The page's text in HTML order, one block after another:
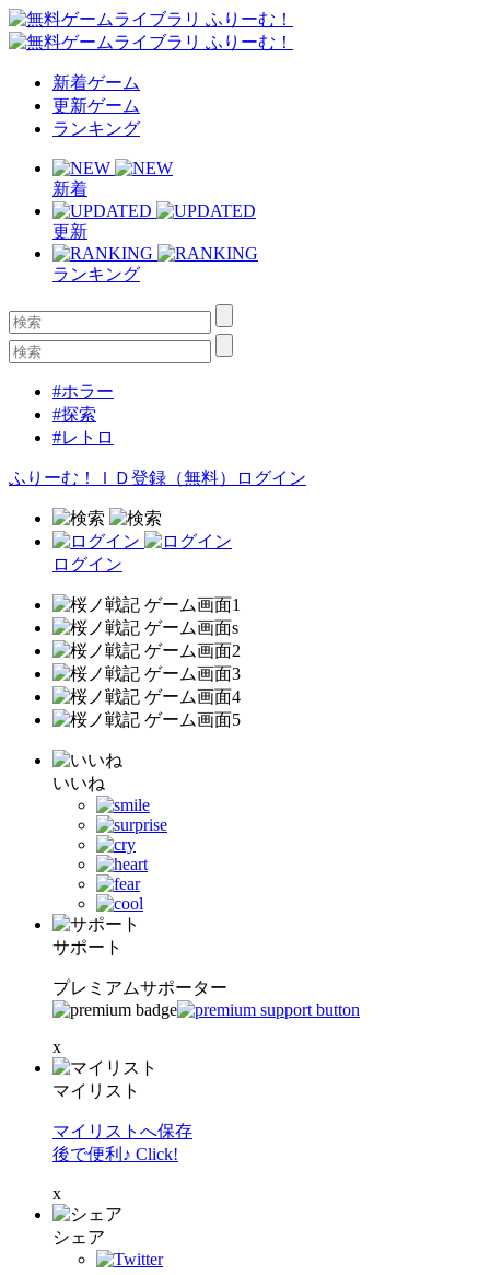
新着ゲーム
更新ゲーム
ランキング
新着
更新
ランキング
#ホラー
#探索
#レトロ
ふりーむ！ＩＤ登録（無料） ログイン
ログイン
いいね
サポート
プレミアムサポーター
x
マイリスト
マイリストへ保存
後で便利♪ Click!
x
シェア